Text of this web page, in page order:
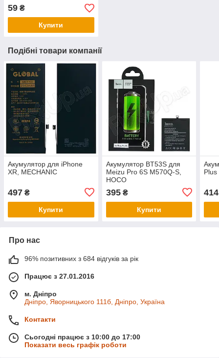
59 ₴
Купити
Подібні товари компанії
Акумулятор для iPhone
XR, MECHANIC
497 ₴
Купити
Акумулятор BT53S для
Meizu Pro 6S M570Q-S,
HOCO
395₴
Купити
414
Про нас
96% позитивних з 684 відгуків за рік
Працює з 27.01.2016
м. Дніпро
Дніпро, Яворницького 111б, Дніпро, Україна
Контакти
Сьогодні працює з 10:00 до 17:00
Показати весь графік роботи